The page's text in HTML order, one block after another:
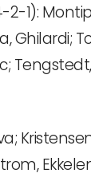
2-1):
Ghilardi;